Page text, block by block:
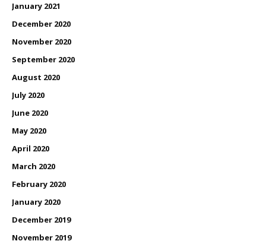
January 2021
December 2020
November 2020
September 2020
August 2020
July 2020
June 2020
May 2020
April 2020
March 2020
February 2020
January 2020
December 2019
November 2019